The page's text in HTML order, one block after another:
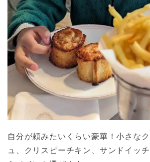
自分が頼みたいくらい豪華！小さな
ュ、クリスピーチキン、サンドイッ